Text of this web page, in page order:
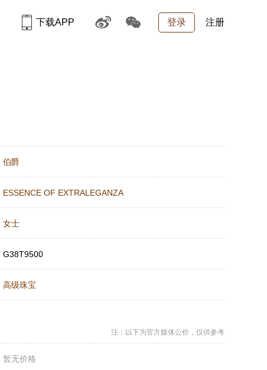
登录 注册
下载APP
伯爵
ESSENCE OF EXTRALEGANZA
女士
G38T9500
高级珠宝
注：以下为官方媒体公价，仅供参考
暂无价格